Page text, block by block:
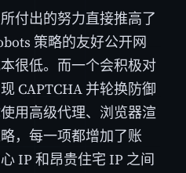
付出的努力直接推高了
策略的友好公开网
很低。而一个会积极对
CAPTCHA 并轮换防御
用高级代理、浏览器渲
，每一项都增加了账
IP 和昂贵住宅 IP 之间